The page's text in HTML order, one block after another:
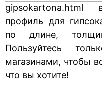
gipsokartona.html
профиль для
по длине,
Пользуйтесь
магазинами, чтобы
что вы хотите!